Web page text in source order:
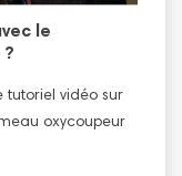
le
?
tutoriel vidéo sur
oxycoupeur